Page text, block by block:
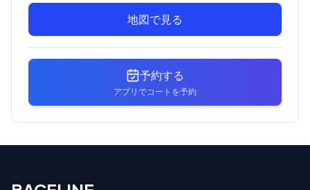
地図で見る
予約する
アプリでコートを予約